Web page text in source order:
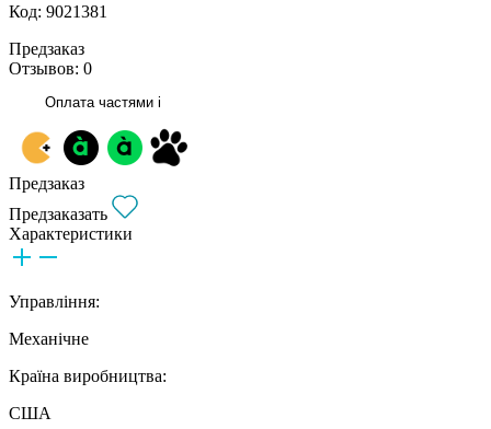
Код: 9021381
Предзаказ
Отзывов: 0
Оплата частями i
Предзаказ
Предзаказать
Характеристики
Управління:
Механічне
Країна виробництва:
США